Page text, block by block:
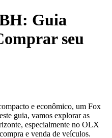
Guia
seu
e econômico, um Fox
guia, vamos explorar as
especialmente no OLX
e venda de veículos.